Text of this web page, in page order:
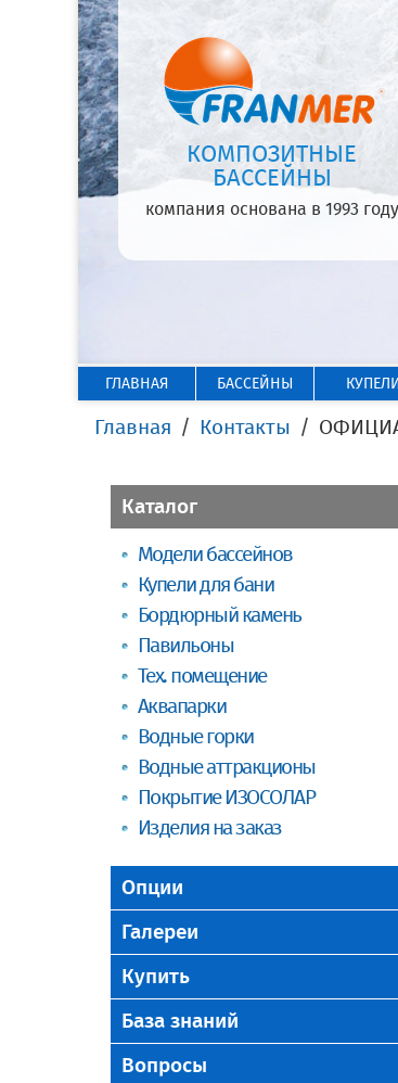
КОМПОЗИТНЫЕ
БАССЕЙНЫ
компания основана в 1993 году
ГЛАВНАЯ БАССЕЙНЫ
Главная Контакты
Каталог
Модели бассейнов
Купели для бани
Бордюрный камень
Павильоны
Тех. помещение
Аквапарки
Водные горки
Водные аттракционы
Покрытие ИЗОСОЛАР
Изделия на заказ
Опции
Галереи
Купить
База знаний
Вопросы